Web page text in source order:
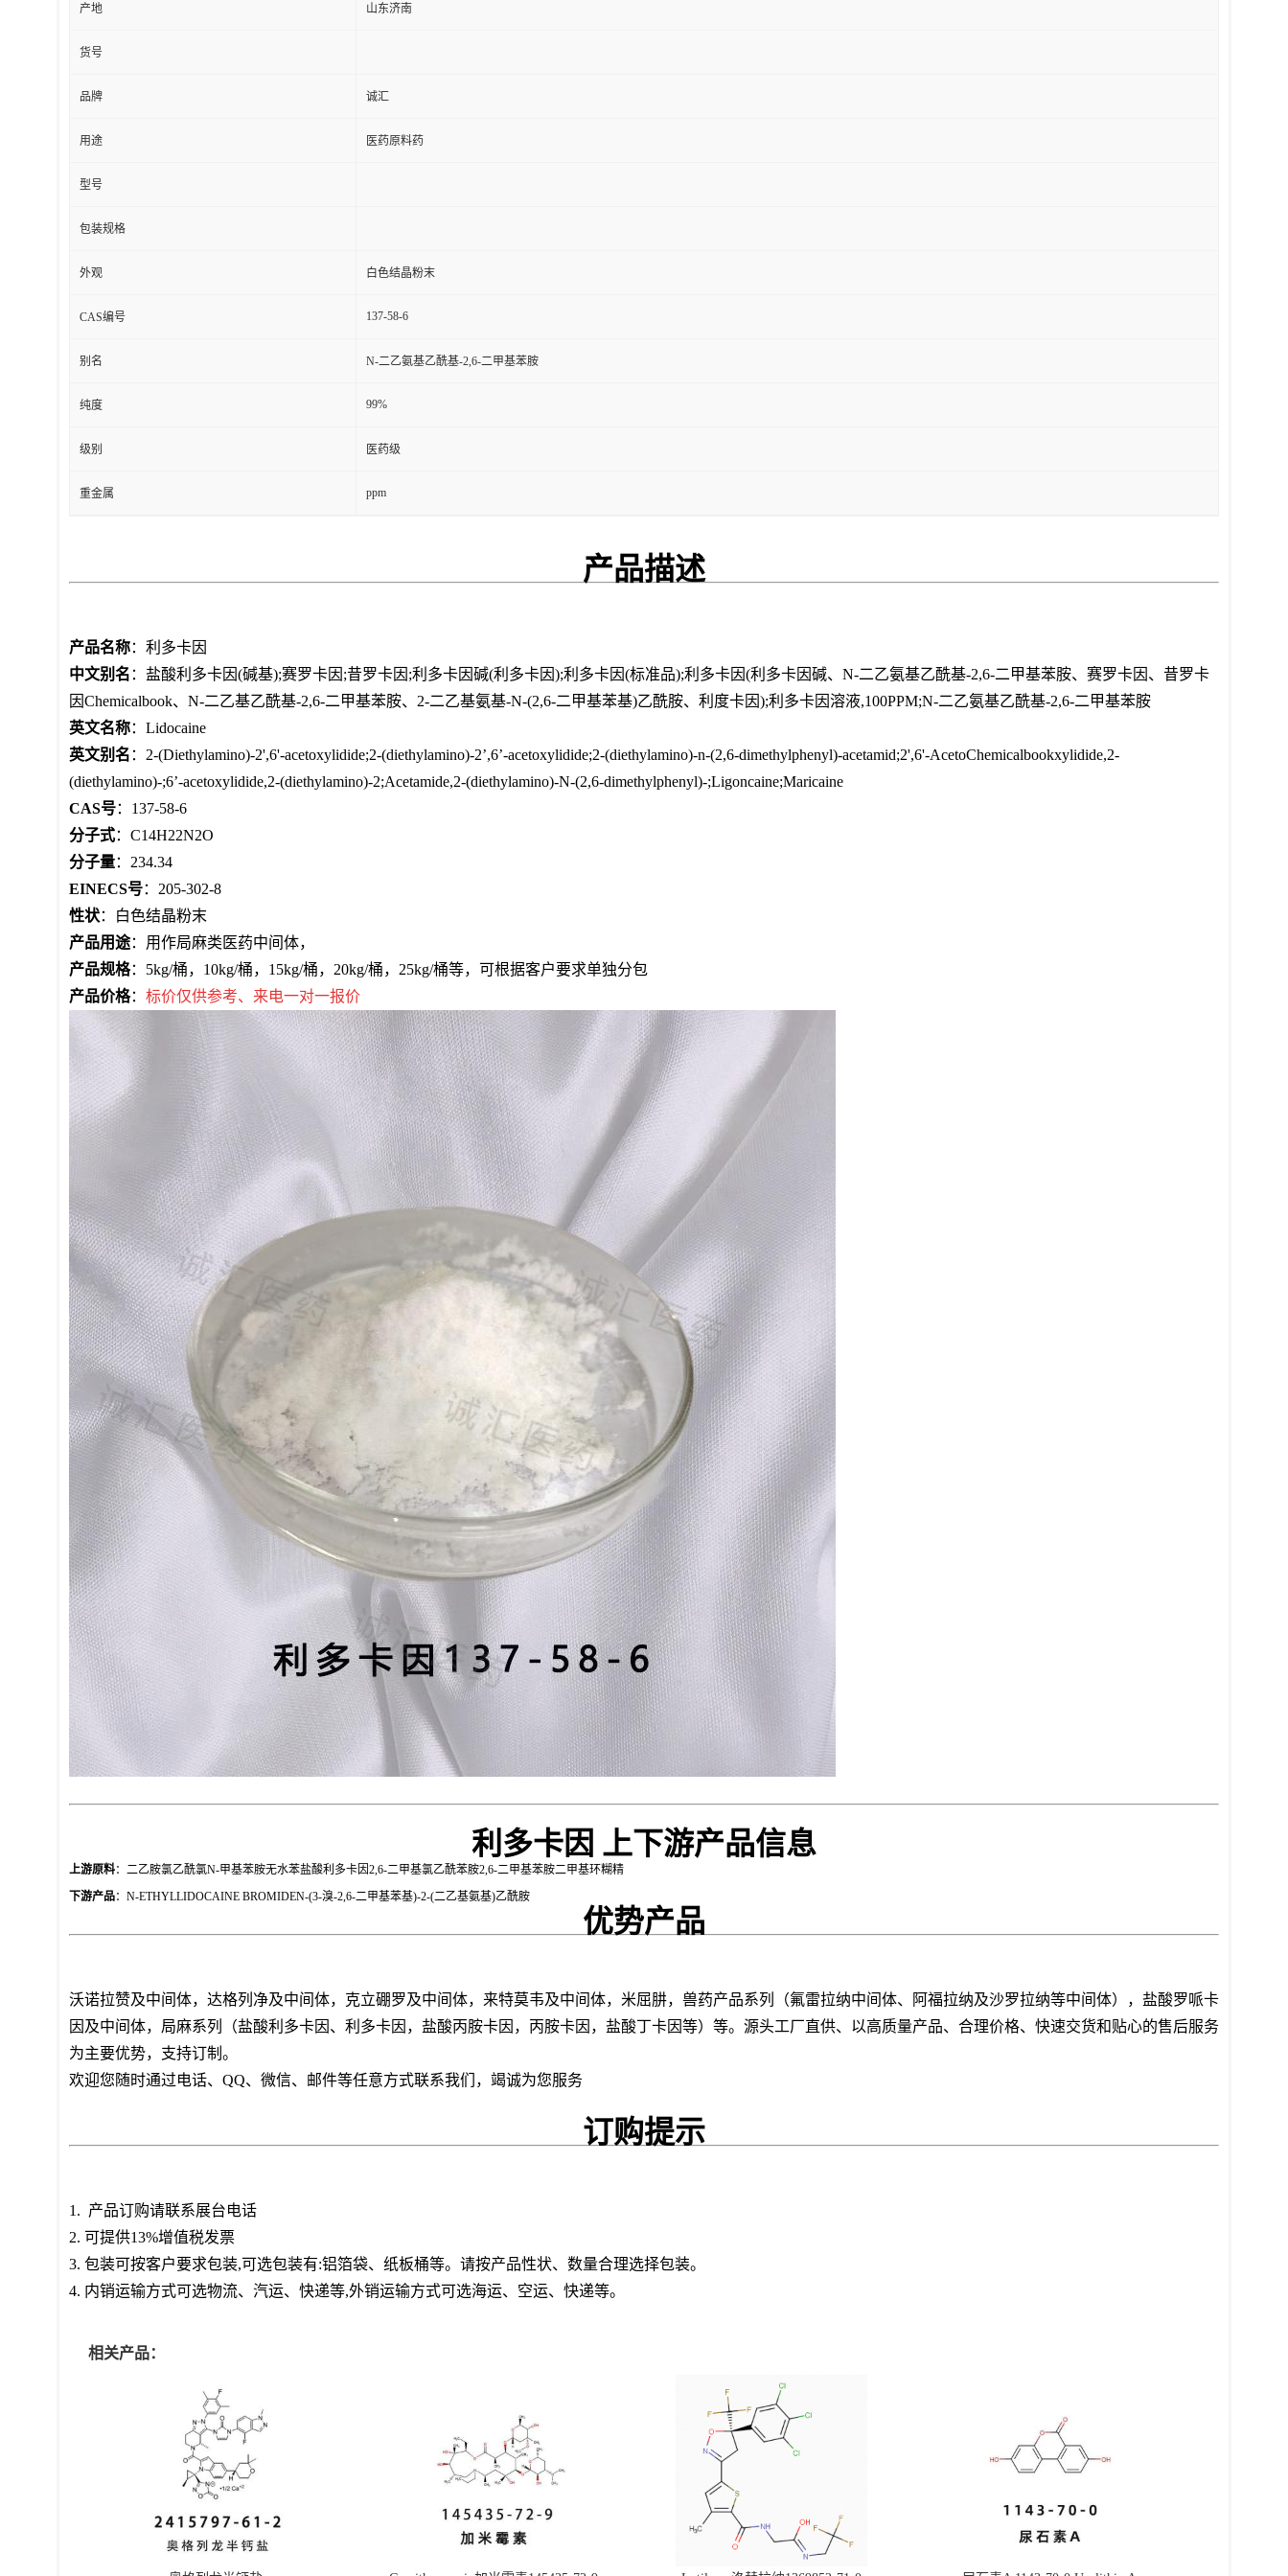
产地 山东济南
货号
品牌 诚汇
用途 医药原料药
型号
包装规格
外观 白色结晶粉末
CAS编号 137-58-6
别名 N-二乙氨基乙酰基-2,6-二甲基苯胺
纯度 99%
级别 医药级
重金属 ppm
产品描述
产品名称： 利多卡因
中文别名 ： 盐酸利多卡因(碱基);赛罗卡因;昔罗卡因;利多卡因碱(利多卡因);利多卡因(标准品);利多卡因(利多卡因碱、N-二乙氨基乙酰基-2,6-二甲基苯胺、赛罗卡因、昔罗卡
因Chemicalbook、N-二乙基乙酰基-2,6-二甲基苯胺、2-二乙基氨基-N-(2,6-二甲基苯基)乙酰胺、利度卡因);利多卡因溶液,100PPM;N-二乙氨基乙酰基-2,6-二甲基苯胺
英文名称： Lidocaine
英文别名 ： 2-(Diethylamino)-2',6'-acetoxylidide;2-(diethylamino)-2’,6’-acetoxylidide;2-(diethylamino)-n-(2,6-dimethylphenyl)-acetamid;2',6'-AcetoChemicalbookxylidide,2-
(diethylamino)-;6’-acetoxylidide,2-(diethylamino)-2;Acetamide,2-(diethylamino)-N-(2,6-dimethylphenyl)-;Ligoncaine;Maricaine
CAS号： 137-58-6
分子式： C14H22N2O
分子量： 234.34
EINECS号： 205-302-8
性状：
白色结晶粉末
产品用途：用作局麻类医药中间体，
产品规格： 5kg/桶，10kg/桶，15kg/桶，20kg/桶，25kg/桶等，可根据客户要求单独分包
产品价格： 标价仅供参考、来电一对一报价
利多卡因 上下游产品信息
上游原料： 二乙胺氯乙酰氯N-甲基苯胺无水苯盐酸利多卡因2,6-二甲基氯乙酰苯胺2,6-二甲基苯胺二甲基环糊精
下游产品： N-ETHYLLIDOCAINE BROMIDEN-(3-溴-2,6-二甲基苯基)-2-(二乙基氨基)乙酰胺
优势产品
沃诺拉赞及中间体，达格列净及中间体，克立硼罗及中间体，来特莫韦及中间体，米屈肼，兽药产品系列（氟雷拉纳中间体、阿福拉纳及沙罗拉纳等中间体），盐酸罗哌卡
因及中间体，局麻系列（盐酸利多卡因、利多卡因，盐酸丙胺卡因，丙胺卡因，盐酸丁卡因等）等。源头工厂直供、以高质量产品、合理价格、快速交货和贴心的售后服务
为主要优势，支持订制。
欢迎您随时通过电话、 QQ、微信、邮件等任意方式联系我们，竭诚为您服务
订购提示
1. 产品订购请联系展台电话
2. 可提供13%增值税发票
3. 包装可按客户要求包装,可选包装有:铝箔袋、纸板桶等。请按产品性状、数量合理选择包装。
4. 内销运输方式可选物流、汽运、快递等,外销运输方式可选海运、空运、快递等。
相关产品：